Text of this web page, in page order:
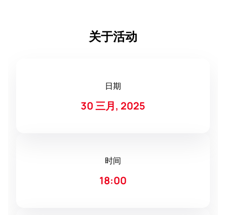
关于活动
日期
30 三月, 2025
时间
18:00